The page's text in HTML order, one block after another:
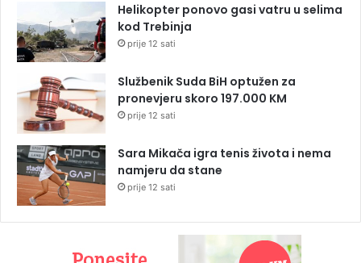
Helikopter ponovo gasi vatru u selima
kod Trebinja
prije 12 sati
Službenik Suda BiH optužen za
pronevjeru skoro 197.000 KM
prije 12 sati
Sara Mikača igra tenis života i nema
namjeru da stane
prije 12 sati